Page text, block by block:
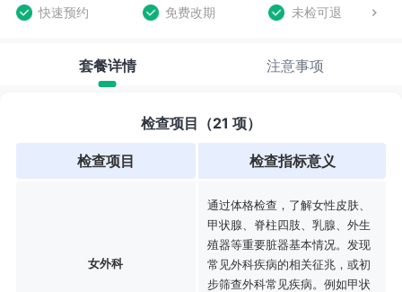
快速预约 免费改期 未检可退
套餐详情 注意事项
检查项目（21 项）
检查项目 检查指标意义
女外科
通过体格检查，了解女性皮肤、
甲状腺、脊柱四肢、乳腺、外生
殖器等重要脏器基本情况。发现
常见外科疾病的相关征兆，或初
步筛查外科常见疾病。例如甲状